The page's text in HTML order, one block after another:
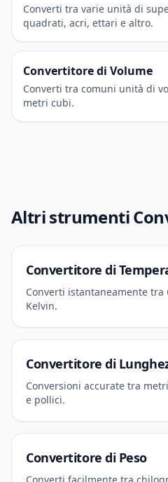
Converti tra varie unità di
quadrati, acri, ettari e altro.
Convertitore di Volume
Converti tra comuni unità di
metri cubi.
Altri strumenti
Convertitore di
Converti istantaneamente tra
Kelvin.
Convertitore di
Conversioni accurate tra
e pollici.
Convertitore di Peso